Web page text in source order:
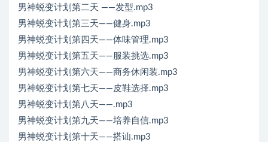
男神蜕变计划第二天 ——发型.mp3
男神蜕变计划第三天——健身.mp3
男神蜕变计划第四天——体味管理.mp3
男神蜕变计划第五天——服装挑选.mp3
男神蜕变计划第六天——商务休闲装.mp3
男神蜕变计划第七天——皮鞋选择.mp3
男神蜕变计划第八天——.mp3
男神蜕变计划第九天——培养自信.mp3
男神蜕变计划第十天——搭讪.mp3